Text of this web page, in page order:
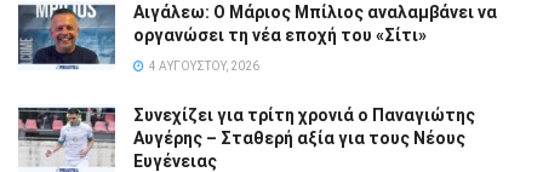
Αιγάλεω: Ο Μάριος Μπίλιος αναλαμβάνει να
οργανώσει τη νέα εποχή του «Σίτι»
4 ΑΥΓΟΎΣΤΟΥ, 2026
Συνεχίζει για τρίτη χρονιά ο Παναγιώτης
Αυγέρης – Σταθερή αξία για τους Νέους
Ευγένειας